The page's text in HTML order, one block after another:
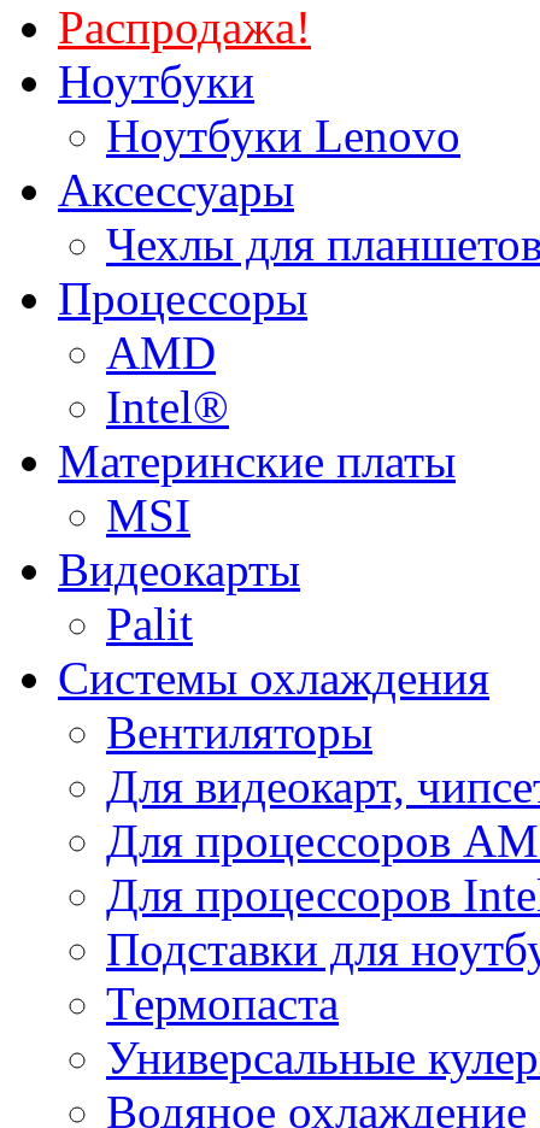
Распродажа!
Ноутбуки
Ноутбуки Lenovo
Аксессуары
Чехлы для
Процессоры
AMD
Intel®
Материнские платы
MSI
Видеокарты
Palit
Системы охлаждения
Вентиляторы
Для видеокарт,
Для процессоров
Для процессоров
Подставки для
Термопаста
Универсальные
Водяное охлаждение